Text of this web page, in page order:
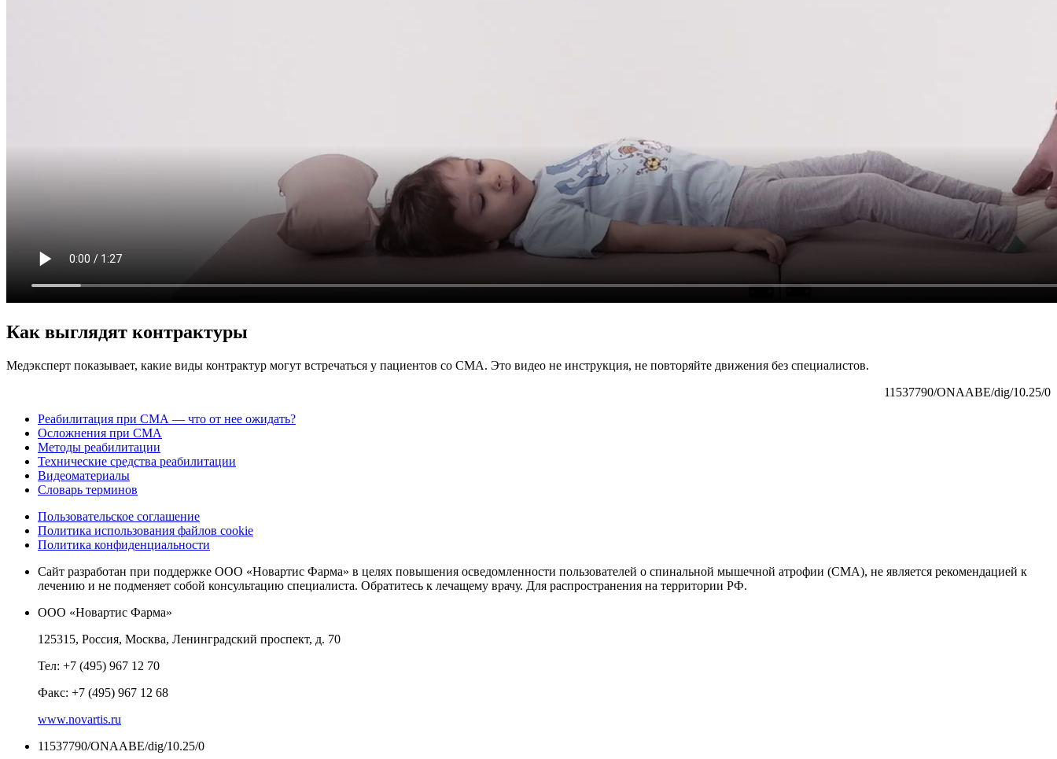
Как выглядят контрактуры
Медэксперт показывает, какие виды контрактур могут встречаться у пациентов со СМА. Это видео не инструкция, не повторяйте движения без специалистов.
11537790/ONAABE/dig/10.25/0
Реабилитация при СМА — что от нее ожидать?
Осложнения при СМА
Методы реабилитации
Технические средства реабилитации
Видеоматериалы
Словарь терминов
Пользовательское соглашение
Политика использования файлов cookie
Политика конфиденциальности
Сайт разработан при поддержке ООО «Новартис Фарма» в целях повышения осведомленности пользователей о спинальной мышечной атрофии (СМА), не является рекомендацией к
лечению и не подменяет собой консультацию специалиста. Обратитесь к лечащему врачу. Для распространения на территории РФ.
ООО «Новартис Фарма»
125315, Россия, Москва, Ленинградский проспект, д. 70
Тел: +7 (495) 967 12 70
Факс: +7 (495) 967 12 68
www.novartis.ru
11537790/ONAABE/dig/10.25/0